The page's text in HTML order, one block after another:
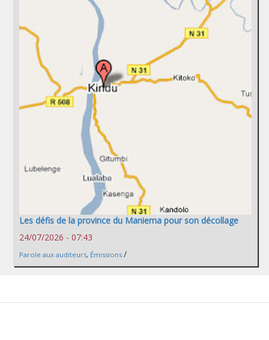
Les défis de la province du Maniema pour son décollage
24/07/2026 - 07:43
Parole aux auditeurs, Émissions /